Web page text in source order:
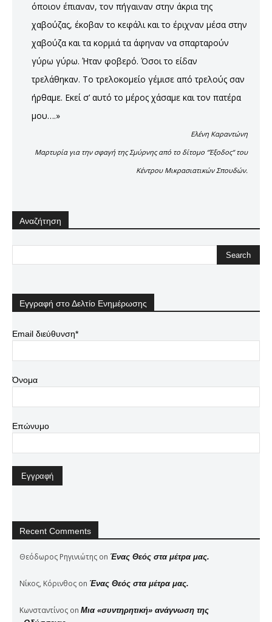
όποιον έπιαναν, τον πήγαιναν στην άκρια της
χαβούζας, έκοβαν το κεφάλι και το έριχναν μέσα στην
χαβούζα και τα κορμιά τα άφηναν να σπαρταρούν
γύρω γύρω. Ήταν φοβερό. Όσοι το είδαν
τρελάθηκαν. Το τρελοκομείο γέμισε από τρελούς σαν
ήρθαμε. Εκεί σ’ αυτό το μέρος χάσαμε και τον πατέρα
μου….»
Ελένη Καραντώνη
Μαρτυρία για την σφαγή της Σμύρνης από το δίτομο “Έξοδος“ του
Κέντρου Μικρασιατικών Σπουδών.
Αναζήτηση
Εγγραφή στο Δελτίο Ενημέρωσης
Email διεύθυνση*
Όνομα
Επώνυμο
Recent Comments
Θεόδωρος Ρηγινιώτης on Ένας Θεός στα μέτρα μας.
Νίκος, Κόρινθος on Ένας Θεός στα μέτρα μας.
Κωνσταντίνος on Μια «συντηρητική» ανάγνωση της